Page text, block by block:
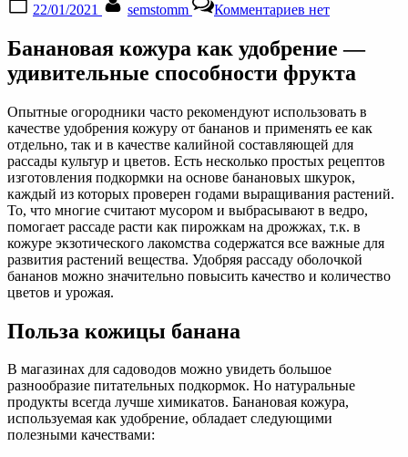
on
22/01/2021 semstomm Комментариевзаписи
из
кожуры:
рассады,
огорода,
комнатных
растений,
подкормка
из
банана
для
цветов
нет
Банановая кожура как удобрение —
удивительные способности фрукта
Опытные огородники часто рекомендуют использовать в
качестве удобрения кожуру от бананов и применять ее как
отдельно, так и в качестве калийной составляющей для
рассады культур и цветов. Есть несколько простых рецептов
изготовления подкормки на основе банановых шкурок,
каждый из которых проверен годами выращивания растений.
То, что многие считают мусором и выбрасывают в ведро,
помогает рассаде расти как пирожкам на дрожжах, т.к. в
кожуре экзотического лакомства содержатся все важные для
развития растений вещества. Удобряя рассаду оболочкой
бананов можно значительно повысить качество и количество
цветов и урожая.
Польза кожицы банана
В магазинах для садоводов можно увидеть большое
разнообразие питательных подкормок. Но натуральные
продукты всегда лучше химикатов. Банановая кожура,
используемая как удобрение, обладает следующими
полезными качествами: